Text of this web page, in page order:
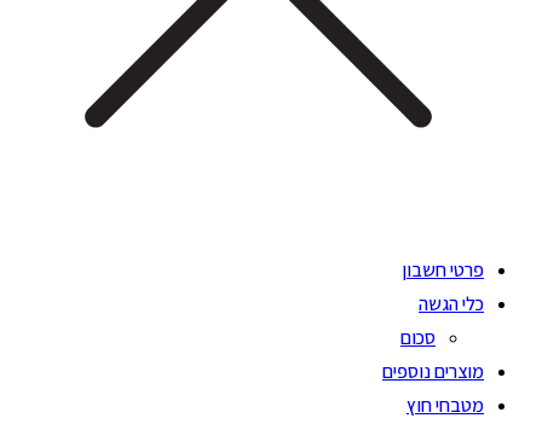
פרטי חשבון
כלי הגשה
סכום
מוצרים נוספים
מטבחי חוץ